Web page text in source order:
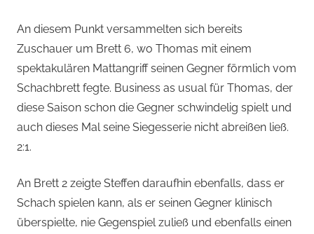
An diesem Punkt versammelten sich bereits
Zuschauer um Brett 6, wo Thomas mit einem
spektakulären Mattangriff seinen Gegner förmlich vom
Schachbrett fegte. Business as usual für Thomas, der
diese Saison schon die Gegner schwindelig spielt und
auch dieses Mal seine Siegesserie nicht abreißen ließ.
2:1.
An Brett 2 zeigte Steffen daraufhin ebenfalls, dass er
Schach spielen kann, als er seinen Gegner klinisch
überspielte, nie Gegenspiel zuließ und ebenfalls einen